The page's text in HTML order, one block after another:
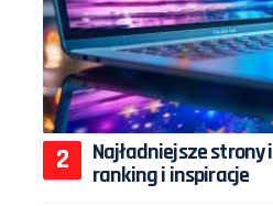
Najładniejsze
ranking i inspiracje